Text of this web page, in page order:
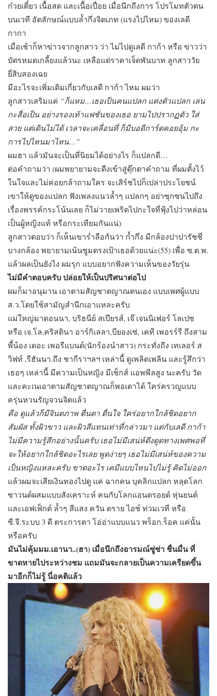
ก๋วยเตี๋ยว เนื้อสด และเนื้อเปื่อย เมื่อนึกถึงการ โปรโมทตัวตน
บนเวที อัตลักษณ์แบบล้ำกึ่งจิตเภท (แรงไปไหม) ของเลดี
กากา
เมื่อเช้าก็หาข่าวจากลูกสาว ว่า ไม่ไปดูเลดี กาก้า หรือ ข่าวว่า
บัตรหมดเกลี้ยงแล้วนะ เหลือแต่ราคาเจ็ดพันบาท ลูกสาววัย
ยี่สิบสองเฉย
มีอะไรจะเพิ่มเดิมเกี่ยวกับเลดี กาก้า ไหม ผมว่า
ลูกสาวเสริมแค่ “ก็แหม…เธอเป็นคนแปลก แต่งตัวแปลก เล่น
กะสื่อเป็น อย่างรองเท้าแฟชั่นของเธอ ยามไปปรากฏตัว ใส่
สวย แต่เดินไม่ได้ เวลาจะเคลื่อนที่ ก็มีบอดีการ์ดคอยอุ้ม กะ
การไปไหนมาไหน…”
ผมฮา แล้วมันจะเป็นที่นิยมได้อย่างไร ก็แปลกดี…
ต่อคำถามว่า (ผมพยายามจะดึงเข้าสู่ตุ๊กตาคำถาม ที่ผมตั้งไว้
ในใจและไม่ค่อยกล้าถามใคร จะเสิร์ชไปก็เปล่าประโยชน์
เขาให้ดูของแปลก ฟังเพลงแนวล้ำๆ แปลกๆ อย่าซุกซนไปถึง
เรื่องพรรค์กระโน้นเลย ก็ไม่วายเพริดไปกะใจที่ฟุ้งไปว่าหล่อน
เป็นผู้หญิงแท้ หรือกระเทียมกันแน่)
ลูกสาวตอบว่า ก็เห็นเขาร่ำลือกันว่า ก้ำกึ่ง มีกล้องปาปารัชชี่
บางกล้อง พยายามเน้นซูมตรงเป้าเธอด้วยแน่ะ(55) เพื่อ ซ.ต.พ.
แล้วผลเป็นยังไง ผมรุก แบบอยากฟังความเห็นของวัยรุ่น
ไม่มีคำตอบครับ ปล่อยให้เป็นปริศนาต่อไป
ผมก็มาอนุมาน เอาตามสัญชาตญาณตนเอง แบบเพศผู้แบบ
ส.ว.โดยใช้สามัญสำนึกเอาแหละครับ
แม่ใหญ่มาดอนนา, บริธนีย์ สเปียรส์, เจ๊ เจนนิเฟอร์ โลเปซ
หรือ เจ.โล,คริสตินา อาร์กิเลลา,บียองเซ่, เคที เพอรร์รี ถึงสาม
พี้น้อง เดอะ เพอรีแบนด์(นักร้องนำสาว) กระทั่งถึง เทเลอร์ ส
วิฟท์ ,รีฮันนา.ถึง ชากีราฯลฯ เหล่านี้ ดูเพลิดเพลิน และรู้สึกว่า
เธอๆ เหล่านี้ มีความเป็นหญิง มีเซ็กส์ แอพพีลสูง นะครับ วัด
และคะเนเอาตามสัญชาตญาณก็พอเดาได้ ใคร่ครวญแบบ
ครุ่นหวนรัญจวนจิตแล้ว
คือ ดูแล้วก็มีจินตภาพ ตื่นตา ตื่นใจ ใคร่อยากใกล้ชิดอยาก
สัมผัส ทั้งผิวขาว และผิวสีแทนเท่าที่กล่าวมา แต่กับเลดี กาก้า
ไม่มีความรู้สึกอย่างนั้นครับ เธอไม่มีเสน่ห์ดึงดูดทางเพศพอที่
จะให้อยากใกล้ชิดอะไรเลย พูดง่ายๆ เธอไม่มีเสน่ห์ของความ
เป็นหญิงแหละครับ ขาดอะไร เคมีแบบไหนไปไม่รู้ คิดไม่ออก
แล้วผมจะเสียเงินทองไปดู แค่ ฉากคน บุคลิกแปลก หลุดโลก
ซาวนด์ผสมแบบสังเคราะห์ คนกับโลกแอนดรอยด์ หุ่นยนต์
และเอฟเฟ็กต์ ล้ำๆ สีแสง ควัน ดราย ไอซ์ ท่วมเวที หรือ
ซี.จี.ระบบ 3 ดี ตระการตา โอ่อ่าแบบแนว พร็อก.ร็อค แค่นั้น
หรือครับ
มันไม่คุ้มมม.เอานา..(ฮา) เมื่อนึกถึงอารมณ์ซู่ซ่า ชื่นมื่น ที่
ขาดหายไประหว่างชม แถมมันจะกลายเป็นความเครียดขึ้น
มาอีกก็ไม่รู้ นี่อคติแล้ว